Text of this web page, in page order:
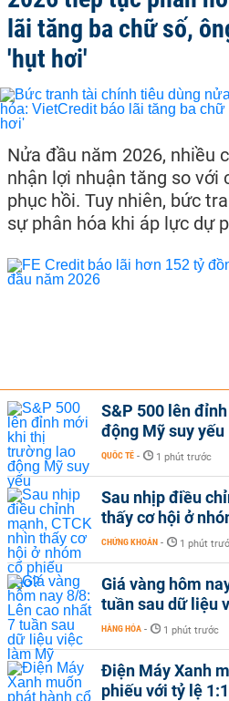
lãi tăng ba chữ số,
'hụt hơi'
Nửa đầu năm 2026, nhiều
nhận lợi nhuận tăng so với
phục hồi. Tuy nhiên, bức
sự phân hóa khi áp lực dự
S&P 500 lên
động Mỹ suy yếu
QUỐC TẾ - 1 phút trước
Sau nhịp điều
thấy cơ hội ở
CHỨNG KHOÁN - 1 phút
Giá vàng hôm
tuần sau dữ liệu
HÀNG HÓA - 1 phút trước
Điện Máy Xanh
phiếu với tỷ lệ